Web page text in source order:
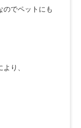
のでペットにも
り、